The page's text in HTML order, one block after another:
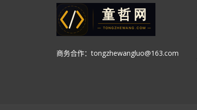
商务合作：tongzhewangluo@163.com